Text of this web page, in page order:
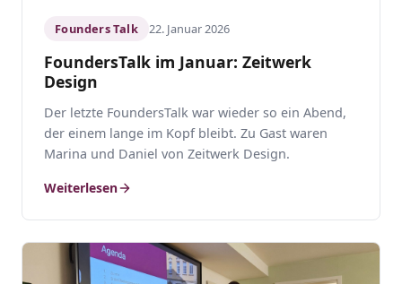
Founders Talk 22. Januar 2026
FoundersTalk im Januar: Zeitwerk
Design
Der letzte FoundersTalk war wieder so ein Abend,
der einem lange im Kopf bleibt. Zu Gast waren
Marina und Daniel von Zeitwerk Design.
Weiterlesen